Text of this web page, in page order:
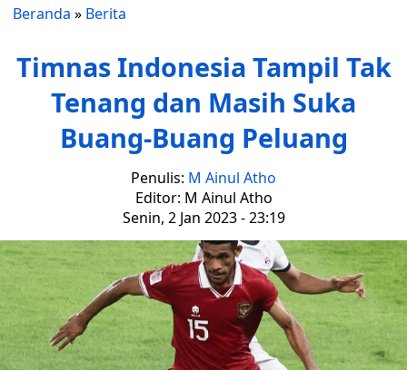
Beranda » Berita
Timnas Indonesia Tampil Tak
Tenang dan Masih Suka
Buang-Buang Peluang
Penulis: M Ainul Atho
Editor: M Ainul Atho
Senin, 2 Jan 2023 - 23:19